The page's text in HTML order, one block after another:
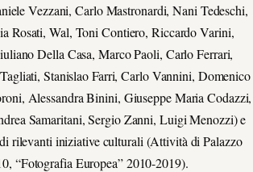
Vezzani, Carlo Mastronardi, Nani Tedeschi,
Rosati, Wal, Toni Contiero, Riccardo Varini,
Della Casa, Marco Paoli, Carlo Ferrari,
Stanislao Farri, Carlo Vannini, Domenico
Alessandra Binini, Giuseppe Maria Codazzi,
Samaritani, Sergio Zanni, Luigi Menozzi) e
rilevanti iniziative culturali (Attività di Palazzo
“Fotografia Europea” 2010-2019).